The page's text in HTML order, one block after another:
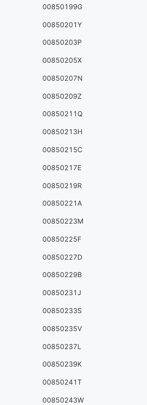
00850199G
00850201Y
00850203P
00850205X
00850207N
00850209Z
00850211Q
00850213H
00850215C
00850217E
00850219R
00850221A
00850223M
00850225F
00850227D
00850229B
00850231J
00850233S
00850235V
00850237L
00850239K
00850241T
00850243W